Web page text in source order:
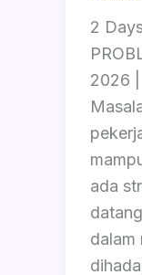
2
2026
ada
dalam